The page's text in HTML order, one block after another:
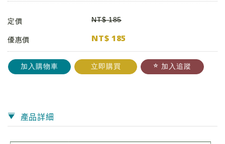
定價 NT$ 185
優惠價 NT$ 185
加入購物車 立即購買 加入追蹤
產品詳細